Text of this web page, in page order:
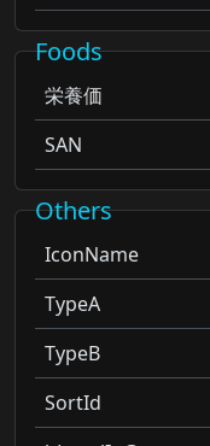
Foods
栄養価
SAN
Others
IconName
TypeA
TypeB
SortId